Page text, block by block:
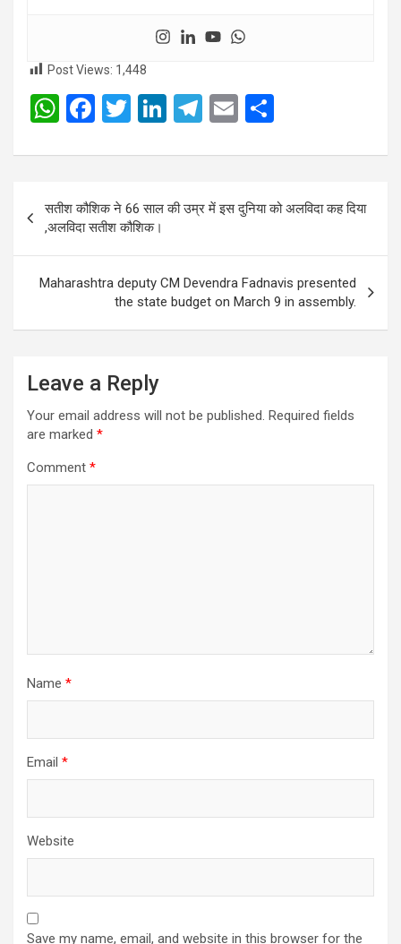
Post Views: 1,448
W
at
s
A
p
p
F
ce
b
o
o
k
T
tt
er
Li
ke
dI
n
T
e
gr
a
m
E
ail ar
e
Post
navigation
सतीश कौशिक ने 66 साल की उम्र में इस दुनिया को अलविदा कह दिया
,अलविदा सतीश कौशिक।
Maharashtra deputy CM Devendra Fadnavis presented
the state budget on March 9 in assembly.
Leave a Reply
Your email address will not be published. Required fields
are marked *
Comment *
Name *
Email *
Website
Save my name, email, and website in this browser for the